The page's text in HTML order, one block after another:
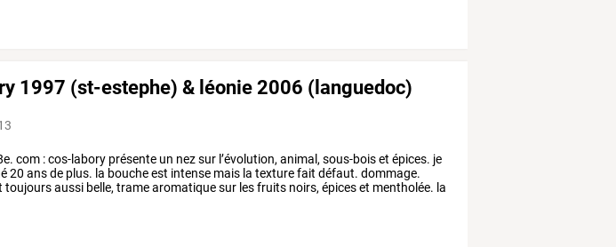
1997 (st-estephe) & léonie 2006 (languedoc)
com :cos-labory présente un nezsur l’évolution,animal,sous-boiset épices. je
20 ansde plus. la boucheest intense mais la texturefait défaut. dommage.
toujoursaussi belle,tramearomatiquesur lesfruits noirs,épiceset mentholée. la